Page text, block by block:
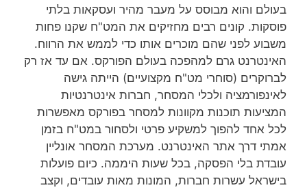
בעולם והוא מבוסס על מעבר מהיר ועסקאות בלתי
פוסקות. קונים רבים מחזיקים את המט"ח שקנו פחות
משבוע לפני שהם מוכרים אותו כדי לממש את הרווח.
האינטרנט גרם למהפכה בעולם הפורקס. אם עד אז רק
לברוקרים (סוחרי מט"ח מקצועיים) הייתה גישה
לאינפורמציה ולכלי המסחר, חברות אינטרנטיות
המציעות תוכנות מקוונות למסחר בפורקס מאפשרות
לכל אחד להפוך למשקיע פרטי ולסחור במט"ח בזמן
אמתי דרך אתר האינטרנט. מערכת המסחר אונליין
עובדת בלי הפסקה, בכל שעות היממה. כיום פועלות
בישראל עשרות חברות, המונות מאות עובדים, וקצב